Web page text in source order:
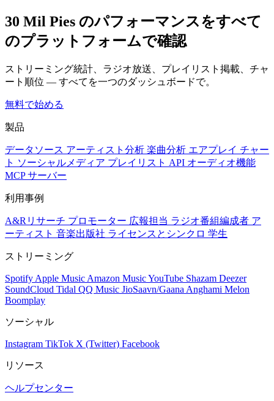
30 Mil Pies のパフォーマンスをすべて
のプラットフォームで確認
ストリーミング統計、ラジオ放送、プレイリスト掲載、チャ
ート順位 — すべてを一つのダッシュボードで。
無料で始める
製品
データソース アーティスト分析 楽曲分析 エアプレイ チャー
ト ソーシャルメディア プレイリスト API オーディオ機能
MCP サーバー
利用事例
A&Rリサーチ プロモーター 広報担当 ラジオ番組編成者 ア
ーティスト 音楽出版社 ライセンスとシンクロ 学生
ストリーミング
Spotify Apple Music Amazon MusicYouTube Shazam Deezer
SoundCloud Tidal QQ Music JioSaavn/Gaana Anghami Melon
Boomplay
ソーシャル
Instagram TikTok X (Twitter) Facebook
リソース
ヘルプセンター